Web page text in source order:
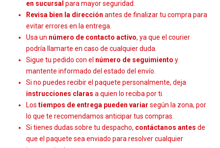
en sucursal para mayor seguridad.
Revisa bien la dirección antes de finalizar tu compra para
evitar errores en la entrega.
Usa un número de contacto activo, ya que el courier
podría llamarte en caso de cualquier duda.
Sigue tu pedido con el número de seguimiento y
mantente informado del estado del envío.
Si no puedes recibir el paquete personalmente, deja
instrucciones claras a quien lo reciba por ti.
Los tiempos de entrega pueden variar según la zona, por
lo que te recomendamos anticipar tus compras.
Si tienes dudas sobre tu despacho, contáctanos antes de
que el paquete sea enviado para resolver cualquier